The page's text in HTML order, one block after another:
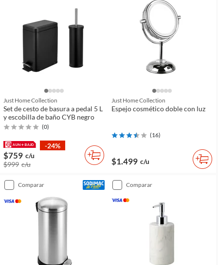
Just Home Collection
Set de cesto de basura a pedal 5 L
y escobilla de baño CYB negro
(0)
-24%
$759 c/u
$999 c/u
Just Home Collection
Espejo cosmético doble con luz
(16)
$1.499 c/u
comparar comparar